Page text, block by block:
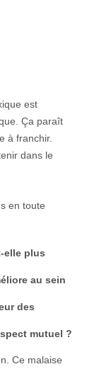
est
Ça paraît
à franchir.
dans le
en toute
elle plus
au sein
des
mutuel ?
Ce malaise